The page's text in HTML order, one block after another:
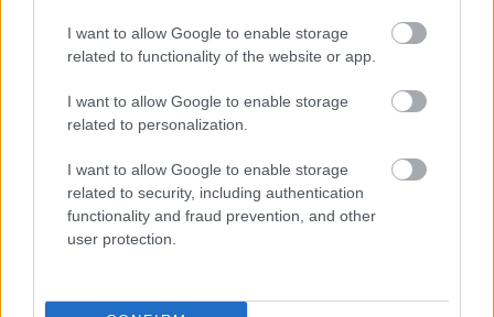
I want to allow Google to enable storage
related to functionality of the website or app.
I want to allow Google to enable storage
related to personalization.
I want to allow Google to enable storage
related to security, including authentication
functionality and fraud prevention, and other
user protection.
gondoljatok hozzá extra időt, a 18,69 km-t 1:38 alatt
futottam, és majdnem 500 méter szint volt benne.
feltételezem az utóbbit, de próbálom hinni az
előbbit. :-) Ahogy mondtam, ez nem egy nemzetközi
világverseny. 51-en vettek részt a félmaratoni távon,
ebből 16 nő, vagyis erre terjed ki a győzelmem.
Rrróka a pasik között 3-ik lett, és bár nem tetszik,
hogy ennyivel gyorsabb nálam, elismerem, hogy
szép munkát végzett. Lenci pedig pont lemaradt a